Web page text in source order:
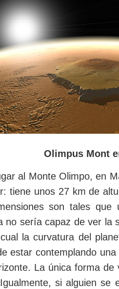
Olimpus Mont
al Monte Olimpo, en
tiene unos 27 km de
son tales que
no sería capaz de ver la
la curvatura del
estar contemplando
La única forma
si alguien se